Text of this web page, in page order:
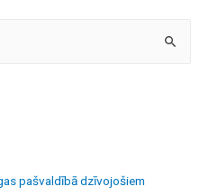
pašvaldībā dzīvojošiem